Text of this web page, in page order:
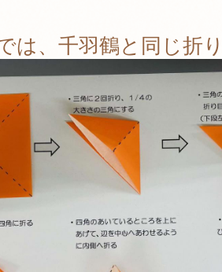
は、千羽鶴と同じ折